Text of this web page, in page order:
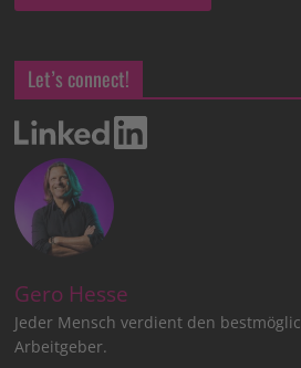
Let’s connect!
Gero Hesse
Jeder Mensch verdient den
Arbeitgeber.